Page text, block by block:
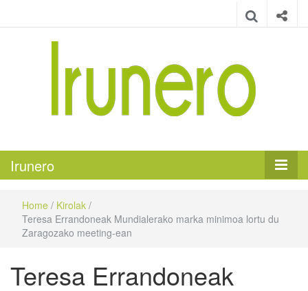
Irunero
Home / Kirolak /
Teresa Errandoneak Mundialerako marka minimoa lortu du
Zaragozako meeting-ean
Teresa Errandoneak